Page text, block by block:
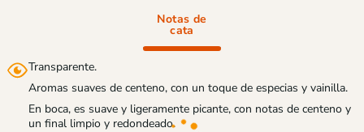
Notas de
cata
Transparente.
Aromas suaves de centeno, con un toque de especias y vainilla.
En boca, es suave y ligeramente picante, con notas de centeno y
un final limpio y redondeado.